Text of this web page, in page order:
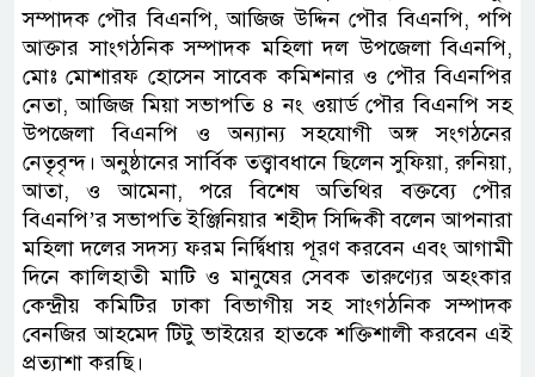
সম্পাদক পৌর বিএনপি, আজিজ উদ্দিন পৌর বিএনপি, পপি
আক্তার সাংগঠনিক সম্পাদক মহিলা দল উপজেলা বিএনপি,
মোঃ মোশারফ হোসেন সাবেক কমিশনার ও পৌর বিএনপির
নেতা, আজিজ মিয়া সভাপতি ৪ নং ওয়ার্ড পৌর বিএনপি সহ
উপজেলা বিএনপি ও অন্যান্য সহযোগী অঙ্গ সংগঠনের
নেতৃবৃন্দ। অনুষ্ঠানের সার্বিক তত্ত্বাবধানে ছিলেন সুফিয়া, রুনিয়া,
আতা, ও আমেনা, পরে বিশেষ অতিথির বক্তব্যে পৌর
বিএনপি’র সভাপতি ইঞ্জিনিয়ার শহীদ সিদ্দিকী বলেন আপনারা
মহিলা দলের সদস্য ফরম নির্দ্বিধায় পূরণ করবেন এবং আগামী
দিনে কালিহাতী মাটি ও মানুষের সেবক তারুণ্যের অহংকার
কেন্দ্রীয় কমিটির ঢাকা বিভাগীয় সহ সাংগঠনিক সম্পাদক
বেনজির আহমেদ টিটু ভাইয়ের হাতকে শক্তিশালী করবেন এই
প্রত্যাশা করছি।